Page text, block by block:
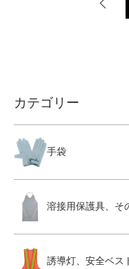
カテゴリー
手袋
溶接用保護具、そ
誘導灯、安全ベス